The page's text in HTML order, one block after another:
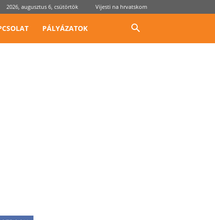
2026, augusztus 6, csütörtök Vijesti na hrvatskom
PÁLYÁZATOK